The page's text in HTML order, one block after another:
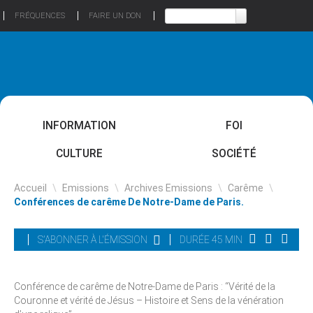
FRÉQUENCES FAIRE UN DON
INFORMATION FOI
CULTURE SOCIÉTÉ
Accueil \ Emissions \ Archives Emissions \ Carême \
Conférences de carême De Notre-Dame de Paris.
S'ABONNER À L'ÉMISSION DURÉE 45 MIN
Conférence de carême de Notre-Dame de Paris : “Vérité de la
Couronne et vérité de Jésus – Histoire et Sens de la vénération